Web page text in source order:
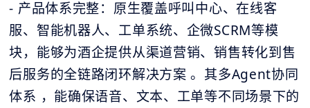
- 产品体系完整：原生覆盖呼叫中心、在线客
服、智能机器人、工单系统、企微SCRM等模
块，能够为酒企提供从渠道营销、销售转化到售
后服务的全链路闭环解决方案 。其多Agent协同
体系 ，能确保语音、文本、工单等不同场景下的